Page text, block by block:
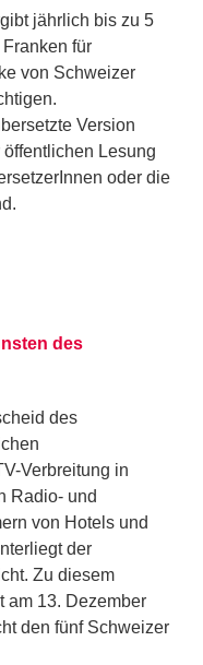
jährlich bis zu 5
für
von Schweizer
Version
Lesung
oder die
des
des
Verbreitung in
Radio- und
von Hotels und
der
Zu diesem
am 13. Dezember
den fünf Schweizer